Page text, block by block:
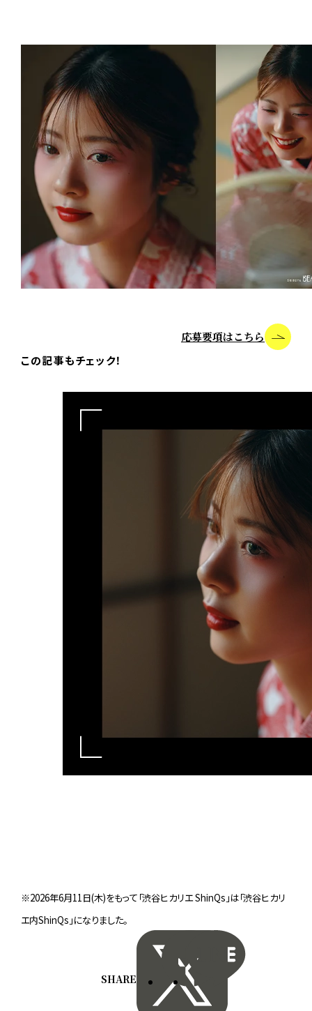
応募要項はこちら
この記事もチェック！
※2026年6月11日(木)をもって「渋谷ヒカリエ ShinQs」は「渋谷ヒカリ
エ内ShinQs」になりました。
SHARE